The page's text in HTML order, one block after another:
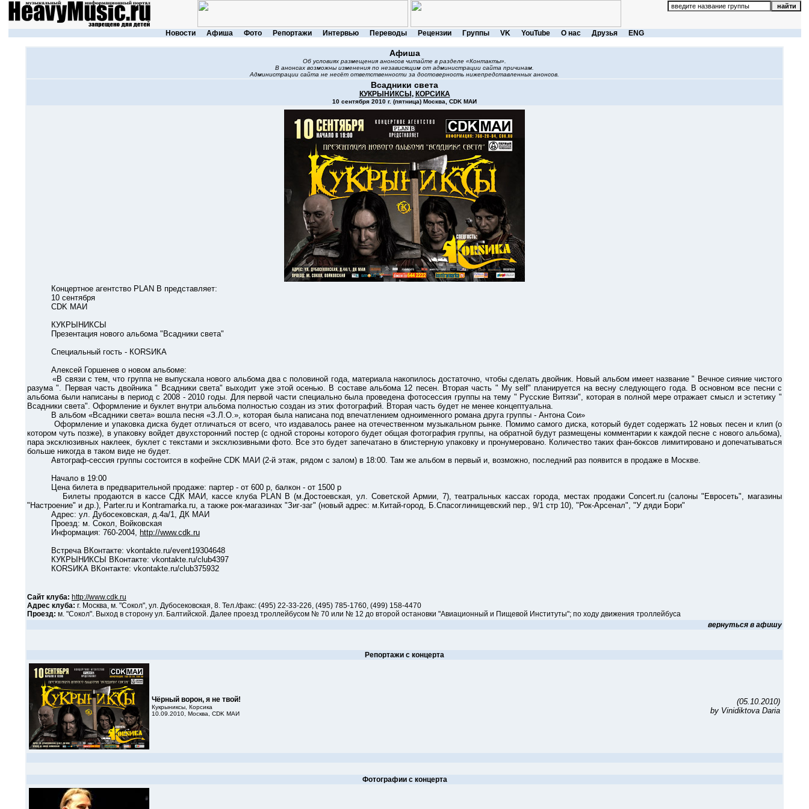
Новости Афиша Фото Репортажи Интервью Переводы Рецензии Группы VK YouTube О нас Друзья ENG
Афиша
Об условиях размещения анонсов читайте в разделе «Контакты».
В анонсах возможны изменения по независящим от администрации сайта причинам.
Администрации сайта не несёт ответственности за достоверность нижепредставленных анонсов.
Всадники света
КУКРЫНИКСЫ , КОРСИКА
10 сентября 2010 г. (пятница) Москва, CDK МАИ
Концертное агентство PLAN B представляет:
10 сентября
CDK МАИ
КУКРЫНИКСЫ
Презентация нового альбома "Всадники света"
Специальный гость - КОRSИКА
Алексей Горшенев о новом альбоме:
«В связи с тем, что группа не выпускала нового альбома два с половиной года, материала накопилось достаточно, чтобы сделать двойник. Новый альбом имеет название " Вечное сияние чистого
разума ". Первая часть двойника " Всадники света" выходит уже этой осенью. В составе альбома 12 песен. Вторая часть " My self" планируется на весну следующего года. В основном все песни с
альбома были написаны в период с 2008 - 2010 годы. Для первой части специально была проведена фотосессия группы на тему " Русские Витязи", которая в полной мере отражает смысл и эстетику "
Всадники света". Оформление и буклет внутри альбома полностью создан из этих фотографий. Вторая часть будет не менее концептуальна.
В альбом «Всадники света» вошла песня «З.Л.О.», которая была написана под впечатлением одноименного романа друга группы - Антона Сои»
Оформление и упаковка диска будет отличаться от всего, что издавалось ранее на отечественном музыкальном рынке. Помимо самого диска, который будет содержать 12 новых песен и клип (о
котором чуть позже), в упаковку войдет двухсторонний постер (с одной стороны которого будет общая фотография группы, на обратной будут размещены комментарии к каждой песне с нового альбома),
пара эксклюзивных наклеек, буклет с текстами и эксклюзивными фото. Все это будет запечатано в блистерную упаковку и пронумеровано. Количество таких фан-боксов лимитировано и допечатываться
больше никогда в таком виде не будет.
Автограф-сессия группы состоится в кофейне CDK МАИ (2-й этаж, рядом с залом) в 18:00. Там же альбом в первый и, возможно, последний раз появится в продаже в Москве.
Начало в 19:00
Цена билета в предварительной продаже: партер - от 600 р, балкон - от 1500 р
Билеты продаются в кассе СДК МАИ, кассе клуба PLAN B (м.Достоевская, ул. Советской Армии, 7), театральных кассах города, местах продажи Сoncert.ru (салоны "Евросеть", магазины
"Настроение" и др.), Parter.ru и Kontramarka.ru, а также рок-магазинах "Зиг-заг" (новый адрес: м.Китай-город, Б.Спасоглинищевский пер., 9/1 стр 10), "Рок-Арсенал", "У дяди Бори"
Адрес: ул. Дубосековская, д.4а/1, ДК МАИ
Проезд: м. Сокол, Войковская
Информация: 760-2004, http://www.cdk.ru
Встреча ВКонтакте: vkontakte.ru/event19304648
КУКРЫНИКСЫ ВКонтакте: vkontakte.ru/club4397
КОRSИКА ВКонтакте: vkontakte.ru/club375932
Сайт клуба: http://www.cdk.ru
Адрес клуба: г. Москва, м. "Сокол", ул. Дубосековская, 8. Тел./факс: (495) 22-33-226, (495) 785-1760, (499) 158-4470
Проезд: м. "Сокол". Выход в сторону ул. Балтийской. Далее проезд троллейбусом № 70 или № 12 до второй остановки "Авиационный и Пищевой Институты"; по ходу движения троллейбуса
вернуться в афишу
Репортажи с концерта
Чёрный ворон, я не твой!
Кукрыниксы, Корсика
10.09.2010, Москва, CDK МАИ
(05.10.2010)
by Vinidiktova Daria
Фотографии с концерта